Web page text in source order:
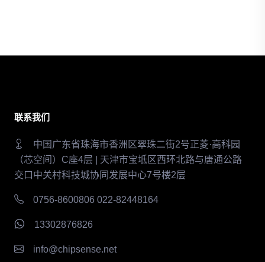
联系我们
中国广东省珠海市香洲区翠珠二街2号正菱·高科园
（芯空间）C座4层 | 天津市宝坻区西环北路与唐通公路
交口中关村科技城协同发展中心7号楼2层
0756-8600806 022-82448164
13302876826
info@chipsense.net